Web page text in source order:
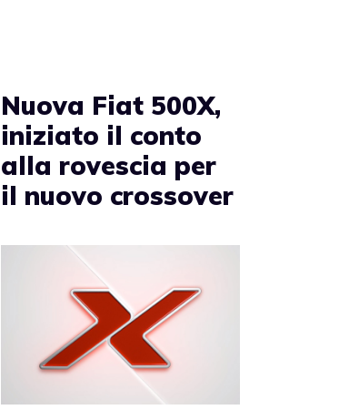
Nuova Fiat 500X,
iniziato il conto
alla rovescia per
il nuovo crossover